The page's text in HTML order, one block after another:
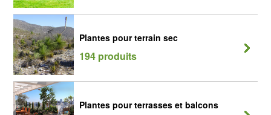
Plantes pour terrain sec
194 produits
Plantes pour terrasses et balcons